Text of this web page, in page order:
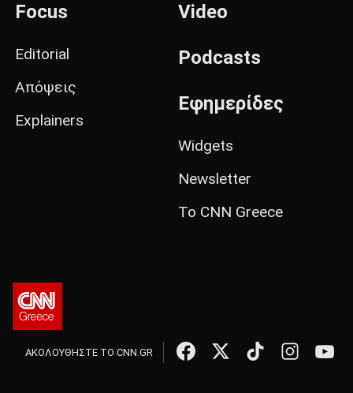
Focus
Editorial
Απόψεις
Explainers
Video
Podcasts
Εφημερίδες
Widgets
Newsletter
Το CNN Greece
ΑΚΟΛΟΥΘΗΣΤΕ ΤΟ CNN.GR